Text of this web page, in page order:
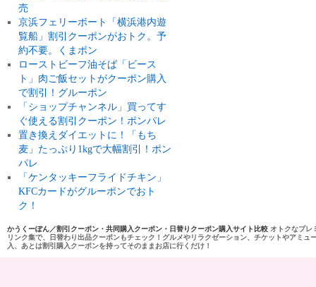
売
京浜フェリーボート「横浜港内遊
覧船」割引クーポンがおトク。予
約不要。くまポン
ローストビーフ油そば「ビース
ト」肉ご飯セットがクーポン購入
で割引！グルーポン
「ショップチャンネル」買ってす
ぐ使える割引クーポン！ポンパレ
置き換えダイエットに！「もち
麦」たっぷり1kgで大幅割引！ポン
パレ
「ケンタッキーフライドチキン」
KFCカードがグルーポンでおト
ク！
かうくーぽん／割引クーポン・共同購入クーポン・日替りクーポン購入サイト比較 オトクなプレ
リンク集で、日替わり出品クーポンもチェック！グルメやリラクゼーション、チケットやアミ
入、あとは割引購入クーポンを持ってそのままお店に行くだけ！